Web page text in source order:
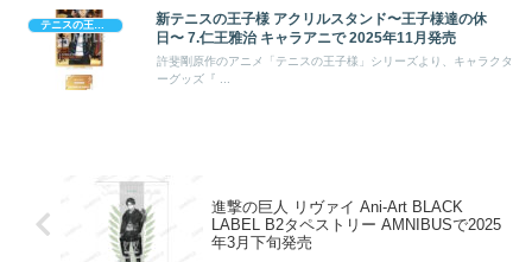
テニスの王子様
新テニスの王子様 アクリルスタンド〜王子様達の休
日〜 7.仁王雅治 キャラアニで 2025年11月発売
許斐剛原作のアニメ「テニスの王子様」シリーズより、キャラクタ
ーグッズ『 ...
進撃の巨人 リヴァイ Ani-Art BLACK
LABEL B2タペストリー AMNIBUSで2025
年3月下旬発売